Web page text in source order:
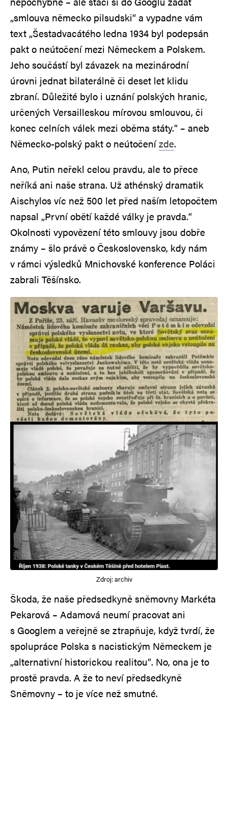
„smlouva německo pilsudski“ a vypadne vám
text „Šestadvacátého ledna 1934 byl podepsán
pakt o neútočení mezi Německem a Polskem.
Jeho součástí byl závazek na mezinárodní
úrovni jednat bilaterálně či deset let klidu
zbraní. Důležité bylo i uznání polských hranic,
určených Versailleskou mírovou smlouvou, či
konec celních válek mezi oběma státy.“ – aneb
Německo-polský pakt o neútočenízde.
Ano, Putin neřekl celou pravdu, ale to přece
neříká ani naše strana. Už athénský dramatik
Aischylos víc než 500 let před naším letopočtem
napsal „První obětí každé války je pravda.“
Okolnosti vypovězení této smlouvy jsou dobře
známy – šlo právě o Československo, kdy nám
v rámci výsledků Mnichovské konference Poláci
zabrali Těšínsko.
Zdroj: archiv
Škoda, že naše předsedkyně sněmovny Markéta
Pekarová – Adamová neumí pracovat ani
s Googlem a veřejně se ztrapňuje, když tvrdí, že
spolupráce Polska s nacistickým Německem je
„alternativní historickou realitou“. No, ona je to
prostě pravda. A že to neví předsedkyně
Sněmovny – to je více než smutné.